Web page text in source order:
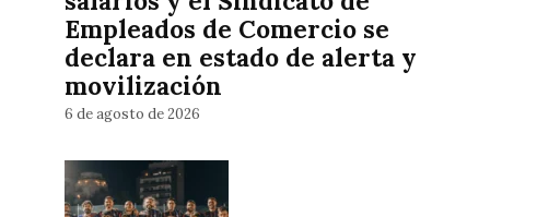
Empleados de Comercio se
declara en estado de alerta y
movilización
6 de agosto de 2026